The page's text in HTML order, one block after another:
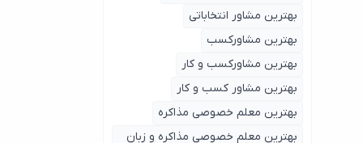
بهترین مشاور انتخاباتی
بهترین مشاورکسب
بهترین مشاورکسب و کار
بهترین مشاور کسب و کار
بهترین معلم خصوصی مذاکره
بهترین معلم خصوصی مذاکره و زبان